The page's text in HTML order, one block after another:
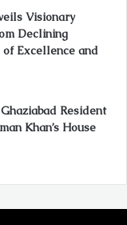
Visionary
Declining
of Excellence and
Resident
Khan’s House